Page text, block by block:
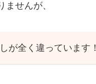
ませんが、
が全く違っています！